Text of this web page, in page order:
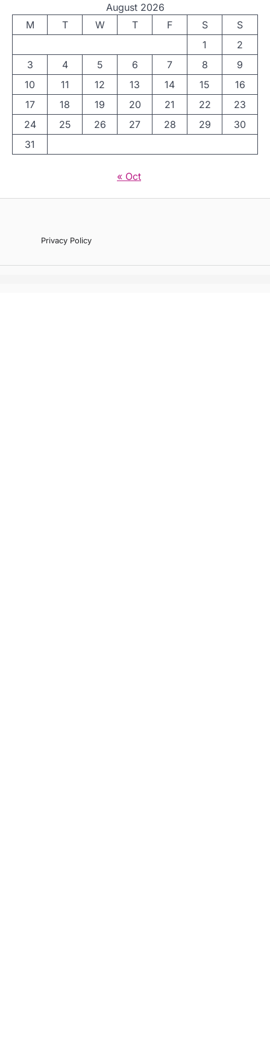
August 2026
M
T W T F S
S
1
2
3
4 5 6 7 8
9
10
11 12 13 14 15
16
17
18 19 20 21 22
23
24
25 26 27 28 29
30
31
« Oct
Privacy Policy